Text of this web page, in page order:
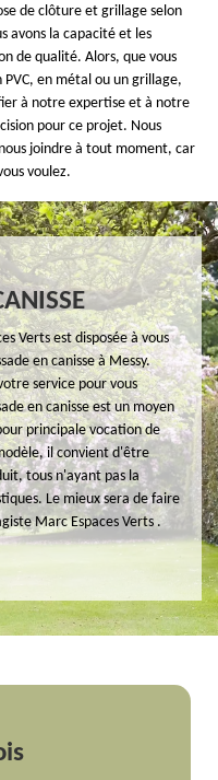
de clôture et grillage selon
avons la capacité et les
de qualité. Alors, que vous
en métal ou un grillage,
à notre expertise et à notre
pour ce projet. Nous
joindre à tout moment, car
voulez.
Verts est disposée à vous
en canisse à Messy.
service pour vous
en canisse est un moyen
principale vocation de
il convient d'être
tous n'ayant pas la
Le mieux sera de faire
Marc Espaces Verts .